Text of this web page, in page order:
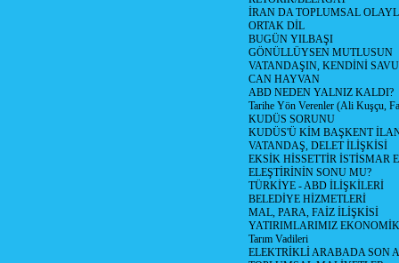
İRAN DA TOPLUMSAL
ORTAK DİL
BUGÜN YILBAŞI
GÖNÜLLÜYSEN MUTLUSUN
VATANDAŞIN, KENDİNİ
CAN HAYVAN
ABD NEDEN YALNIZ KALDI?
Tarihe Yön Verenler (Ali Kuşçu,
KUDÜS SORUNU
KUDÜS'Ü KİM BAŞKENT
VATANDAŞ, DELET İLİŞKİSİ
EKSİK HİSSETTİR İSTİSMAR
ELEŞTİRİNİN SONU MU?
TÜRKİYE - ABD İLİŞKİLERİ
BELEDİYE HİZMETLERİ
MAL, PARA, FAİZ İLİŞKİSİ
YATIRIMLARIMIZ
Tarım Vadileri
ELEKTRİKLİ ARABADA SON